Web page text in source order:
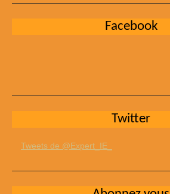
Facebook
Twitter
Tweets de @Expert_IE_